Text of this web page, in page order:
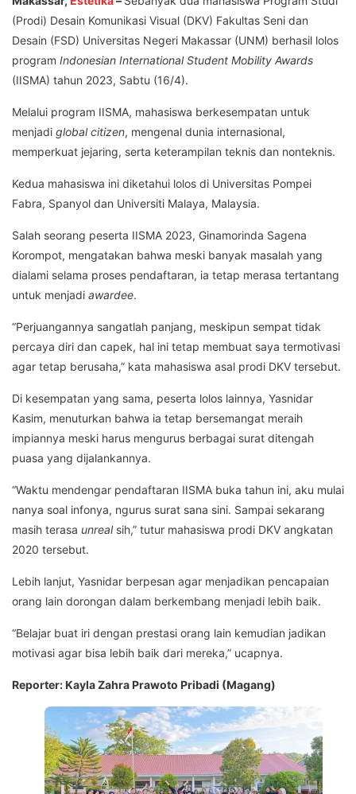
(Prodi) Desain Komunikasi Visual (DKV) Fakultas Seni dan
Desain (FSD) Universitas Negeri Makassar (UNM) berhasil lolos
program Indonesian International Student Mobility Awards
(IISMA) tahun 2023, Sabtu (16/4).
Melalui program IISMA, mahasiswa berkesempatan untuk
menjadi global citizen, mengenal dunia internasional,
memperkuat jejaring, serta keterampilan teknis dan nonteknis.
Kedua mahasiswa ini diketahui lolos di Universitas Pompei
Fabra, Spanyol dan Universiti Malaya, Malaysia.
Salah seorang peserta IISMA 2023, Ginamorinda Sagena
Korompot, mengatakan bahwa meski banyak masalah yang
dialami selama proses pendaftaran, ia tetap merasa tertantang
untuk menjadi awardee.
“Perjuangannya sangatlah panjang, meskipun sempat tidak
percaya diri dan capek, hal ini tetap membuat saya termotivasi
agar tetap berusaha,” kata mahasiswa asal prodi DKV tersebut.
Di kesempatan yang sama, peserta lolos lainnya, Yasnidar
Kasim, menuturkan bahwa ia tetap bersemangat meraih
impiannya meski harus mengurus berbagai surat ditengah
puasa yang dijalankannya.
“Waktu mendengar pendaftaran IISMA buka tahun ini, aku mulai
nanya soal infonya, ngurus surat sana sini. Sampai sekarang
masih terasa unrealsih,” tutur mahasiswa prodi DKV angkatan
2020 tersebut.
Lebih lanjut, Yasnidar berpesan agar menjadikan pencapaian
orang lain dorongan dalam berkembang menjadi lebih baik.
“Belajar buat iri dengan prestasi orang lain kemudian jadikan
motivasi agar bisa lebih baik dari mereka,” ucapnya.
Reporter: Kayla Zahra Prawoto Pribadi (Magang)